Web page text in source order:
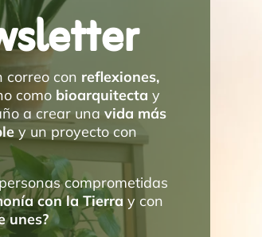
correo con reflexiones,
como bioarquitecta y
a crear unavida más
y un proyecto con
comprometidas
con la Tierra y con
unes?